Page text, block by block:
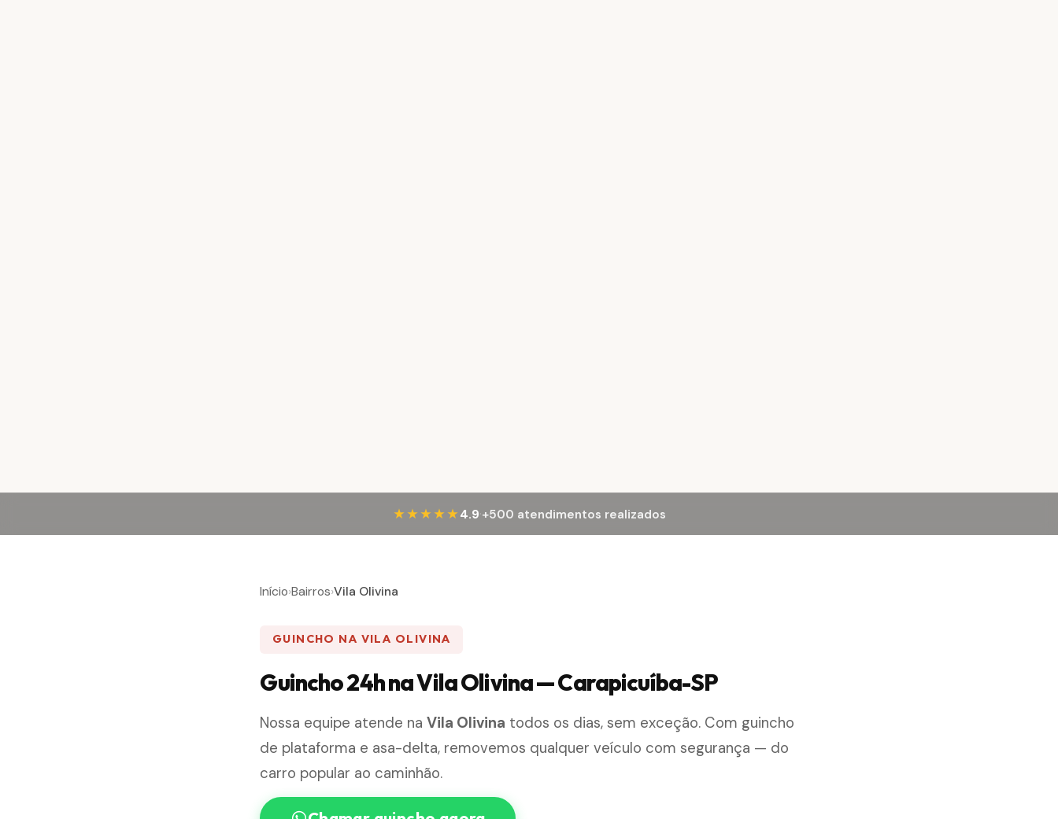
★★★★★ 4.9·+500 atendimentos realizados
Início›Bairros›Vila Olivina
GUINCHO NA VILA OLIVINA
Guincho 24h na Vila Olivina — Carapicuíba-SP
Nossa equipe atende naVila Olivina todos os dias, sem exceção. Com guincho
de plataforma e asa-delta, removemos qualquer veículo com segurança — do
carro popular ao caminhão.